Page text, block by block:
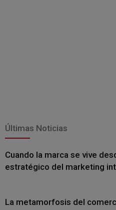
Últimas Noticias
Cuando la marca se vive
estratégico del marketing
La metamorfosis del